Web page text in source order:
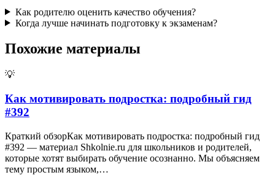
Как родителю оценить качество обучения?
Когда лучше начинать подготовку к экзаменам?
Похожие материалы
💡
Как мотивировать подростка: подробный гид
#392
Краткий обзорКак мотивировать подростка: подробный гид
#392 — материал Shkolnie.ru для школьников и родителей,
которые хотят выбирать обучение осознанно. Мы объясняем
тему простым языком,…